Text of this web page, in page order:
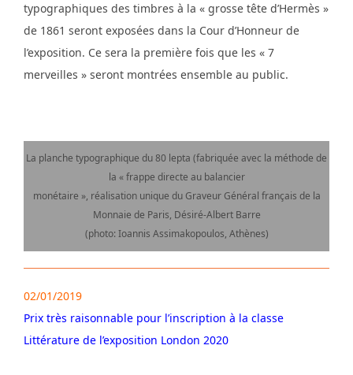
typographiques des timbres à la « grosse tête d’Hermès »
de 1861 seront exposées dans la Cour d’Honneur de
l’exposition. Ce sera la première fois que les « 7
merveilles » seront montrées ensemble au public.
La planche typographique du 80 lepta (fabriquée avec la méthode de
la « frappe directe au balancier
monétaire », réalisation unique du Graveur Général français de la
Monnaie de Paris, Désiré-Albert Barre
(photo: Ioannis Assimakopoulos, Athènes)
02/01/2019
Prix très raisonnable pour l’inscription à la classe
Littérature de l’exposition London 2020